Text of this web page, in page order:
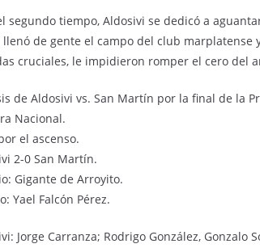
segundo tiempo, Aldosivi se dedicó a
de gente el campo del club marplatense
cruciales, le impidieron romper el cero del
de Aldosivi vs. San Martín por la final de la
Nacional.
el ascenso.
2-0 San Martín.
Gigante de Arroyito.
Yael Falcón Pérez.
Jorge Carranza; Rodrigo González, Gonzalo